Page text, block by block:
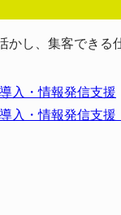
かし、集客できる
入・情報発信支援